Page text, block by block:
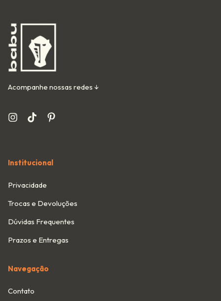
Acompanhe nossas redes ↓
Institucional
Privacidade
Trocas e Devoluções
Dúvidas Frequentes
Prazos e Entregas
Navegação
Contato